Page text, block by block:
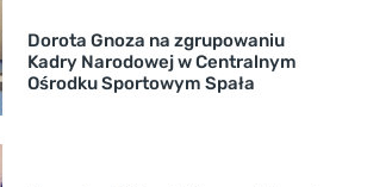
Dorota Gnoza na zgrupowaniu
Kadry Narodowej w Centralnym
Ośrodku Sportowym Spała